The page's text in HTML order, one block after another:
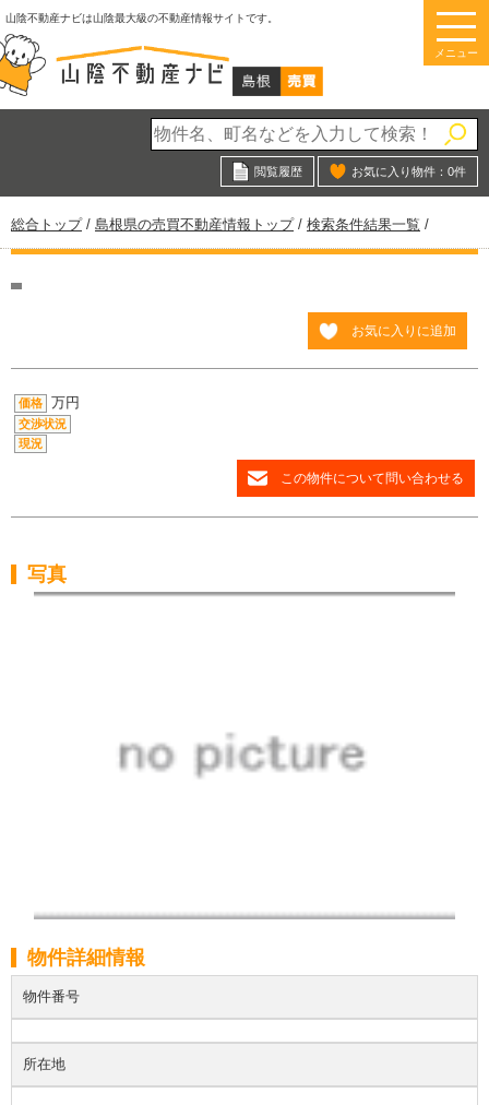
このページの本文へ
山陰不動産ナビは山陰最大級の不動産情報サイトです。
メニュー
閲覧履歴 お気に入り物件： 0件
現
在
位
総合トップ/ 島根県の売買不動産情報トップ/ 検索条件結果一覧 /
お気に入りに追加
価格 万円
交渉状況
現況
この物件について問い合わせる
写真
物件詳細情報
物件番号
所在地